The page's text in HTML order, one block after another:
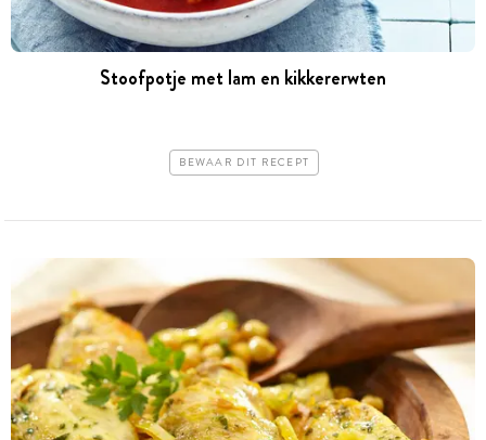
Stoofpotje met lam en kikkererwten
BEWAAR DIT RECEPT